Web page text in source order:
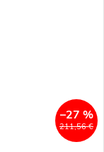
211,56 €
–27 %